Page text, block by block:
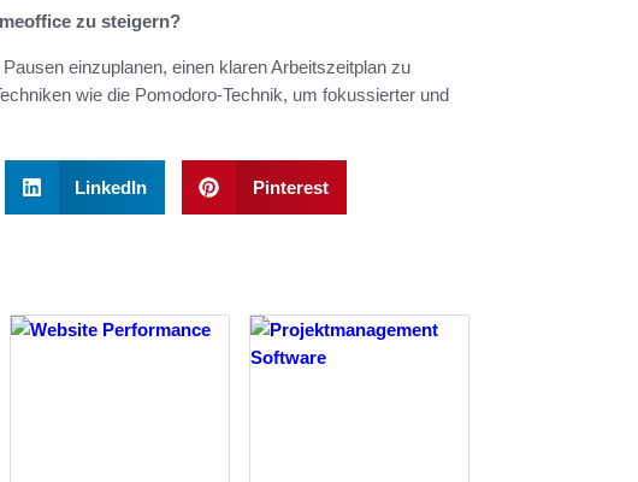
zu steigern?
einzuplanen, einen klaren Arbeitszeitplan zu
wie die Pomodoro-Technik, um fokussierter und
LinkedIn Pinterest